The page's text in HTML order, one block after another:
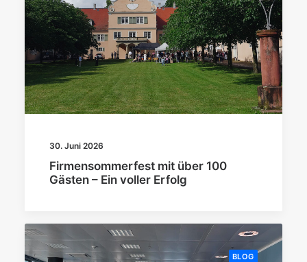
30. Juni 2026
Firmensommerfest mit über 100
Gästen – Ein voller Erfolg
BLOG